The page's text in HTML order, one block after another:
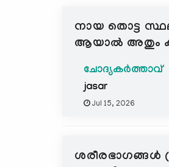
നായ തൊട്ട
ആയാൽ അതും
ചോദ്യകർത്താവ്
jasar
Jul 15, 2026
ശരീരഭാഗങ്ങൾ